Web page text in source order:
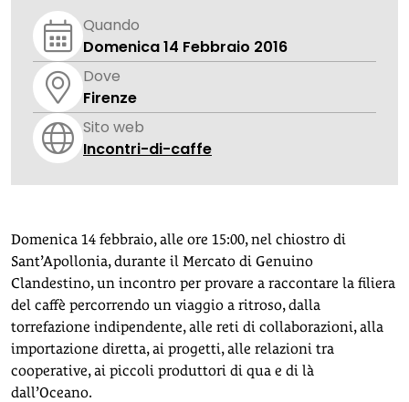
Quando
Domenica 14 Febbraio 2016
Dove
Firenze
Sito web
Incontri-di-caffe
Domenica 14 febbraio, alle ore 15:00, nel chiostro di
Sant’Apollonia, durante il Mercato di Genuino
Clandestino, un incontro per provare a raccontare la filiera
del caffè percorrendo un viaggio a ritroso, dalla
torrefazione indipendente, alle reti di collaborazioni, alla
importazione diretta, ai progetti, alle relazioni tra
cooperative, ai piccoli produttori di qua e di là
dall’Oceano.